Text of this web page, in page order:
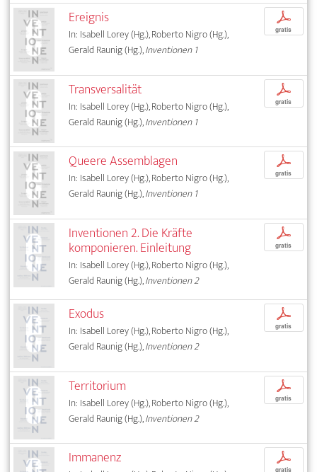
Ereignis
In: Isabell Lorey (Hg.), Roberto Nigro (Hg.),
Gerald Raunig (Hg.),Inventionen 1
p
gratis
Transversalität
In: Isabell Lorey (Hg.), Roberto Nigro (Hg.),
Gerald Raunig (Hg.),Inventionen 1
p
gratis
Queere Assemblagen
In: Isabell Lorey (Hg.), Roberto Nigro (Hg.),
Gerald Raunig (Hg.),Inventionen 1
p
gratis
Inventionen 2. Die Kräfte
komponieren. Einleitung
In: Isabell Lorey (Hg.), Roberto Nigro (Hg.),
Gerald Raunig (Hg.),Inventionen 2
p
gratis
Exodus
In: Isabell Lorey (Hg.), Roberto Nigro (Hg.),
Gerald Raunig (Hg.),Inventionen 2
p
gratis
Territorium
In: Isabell Lorey (Hg.), Roberto Nigro (Hg.),
Gerald Raunig (Hg.),Inventionen 2
p
gratis
Immanenz p
gratis